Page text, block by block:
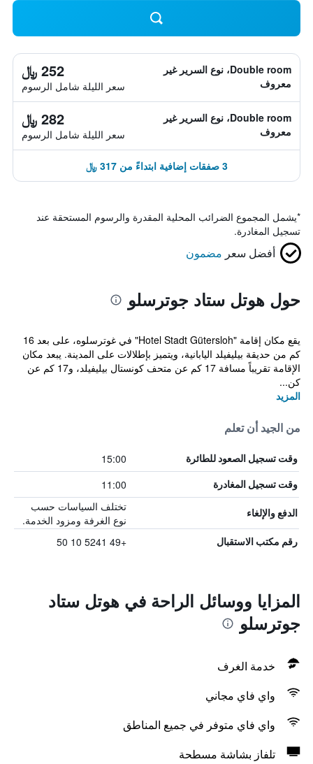
Double room، نوع السرير غير
معروف
252 ﷼
سعر الليلة شامل الرسوم
Double room، نوع السرير غير
معروف
282 ﷼
سعر الليلة شامل الرسوم
3 صفقات إضافية ابتداءً من 317 ﷼
*يشمل المجموع الضرائب المحلية المقدرة والرسوم المستحقة عند
تسجيل المغادرة.
أفضل سعر مضمون
حول هوتل ستاد جوترسلو
يقع مكان إقامة "Hotel Stadt Gütersloh" في غوترسلوه، على بعد 16
كم من حديقة بيليفيلد اليابانية، ويتميز بإطلالات على المدينة. يبعد مكان
الإقامة تقريباً مسافة 17 كم عن متحف كونستال بيليفيلد، و17 كم عن
كن...
المزيد
من الجيد أن تعلم
وقت تسجيل الصعود للطائرة 15:00
وقت تسجيل المغادرة 11:00
الدفع والإلغاء
تختلف السياسات حسب
نوع الغرفة ومزود الخدمة.
رقم مكتب الاستقبال +49 5241 10 50
المزايا ووسائل الراحة في هوتل ستاد
جوترسلو
خدمة الغرف
واي فاي مجاني
واي فاي متوفر في جميع المناطق
تلفاز بشاشة مسطحة